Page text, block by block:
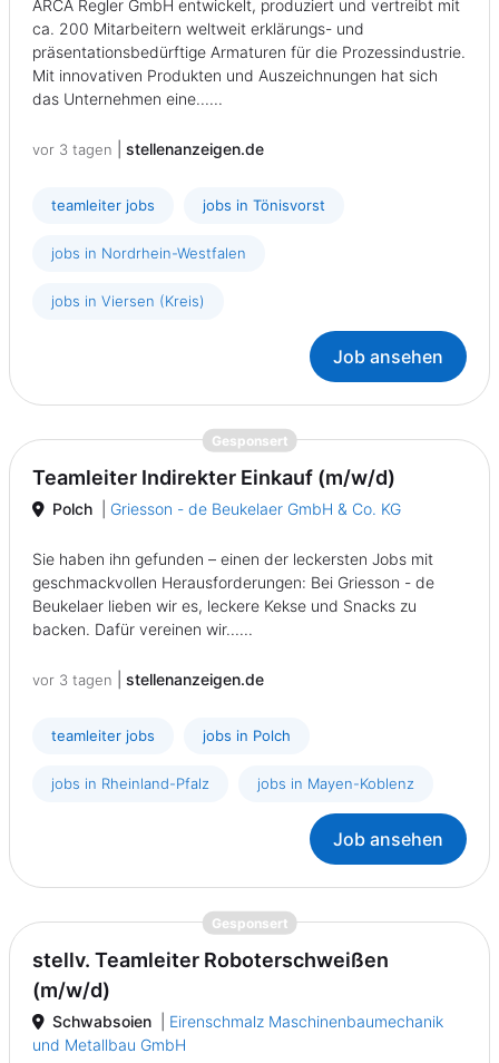
ARCA Regler GmbH entwickelt, produziert und vertreibt mit
ca. 200 Mitarbeitern weltweit erklärungs- und
präsentationsbedürftige Armaturen für die Prozessindustrie.
Mit innovativen Produkten und Auszeichnungen hat sich
das Unternehmen eine......
vor 3 tagen stellenanzeigen.de
teamleiter jobs jobs in Tönisvorst
jobs in Nordrhein-Westfalen
jobs in Viersen (Kreis)
Job ansehen
Gesponsert{prompt.job}
Teamleiter Indirekter Einkauf (m/w/d)
Polch Griesson - de Beukelaer GmbH & Co. KG
Sie haben ihn gefunden – einen der leckersten Jobs mit
geschmackvollen Herausforderungen: Bei Griesson - de
Beukelaer lieben wir es, leckere Kekse und Snacks zu
backen. Dafür vereinen wir......
vor 3 tagen stellenanzeigen.de
teamleiter jobs jobs in Polch
jobs in Rheinland-Pfalz jobs in Mayen-Koblenz
Job ansehen
Gesponsert{prompt.job}
stellv. Teamleiter Roboterschweißen
(m/w/d)
Schwabsoien
Eirenschmalz Maschinenbaumechanik
und Metallbau GmbH